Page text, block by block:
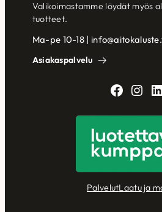
Valikoimastamme löydät myös
tuotteet.
Ma-pe 10-18 |
Asiakaspalvelu
PalvelutLaatu ja